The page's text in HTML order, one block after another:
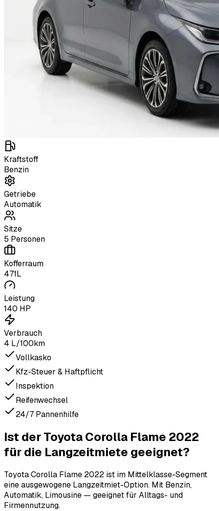
Kraftstoff
Benzin
Getriebe
Automatik
Sitze
5 Personen
Kofferraum
471L
Leistung
140 HP
Verbrauch
4 L/100km
Vollkasko
Kfz-Steuer & Haftpflicht
Inspektion
Reifenwechsel
24/7 Pannenhilfe
Ist der Toyota Corolla Flame 2022
für die Langzeitmiete geeignet?
Toyota Corolla Flame 2022 ist im Mittelklasse-Segment
eine ausgewogene Langzeitmiet-Option. Mit Benzin,
Automatik, Limousine — geeignet für Alltags- und
Firmennutzung.